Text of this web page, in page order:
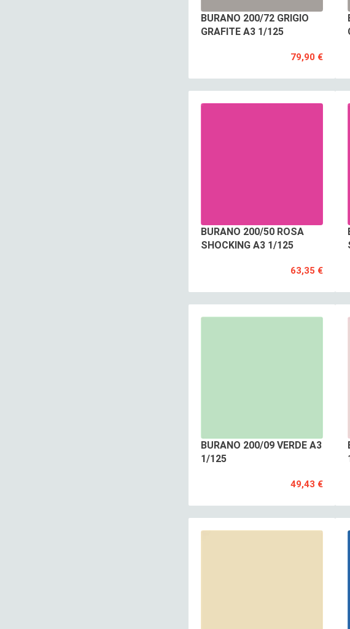
BURANO 200/72 GRIGIO
GRAFITE A3 1/125
79,90 €
BURANO 200/50 ROSA
SHOCKING A3 1/125
63,35 €
BURANO 200/09 VERDE A3
1/125
49,43 €